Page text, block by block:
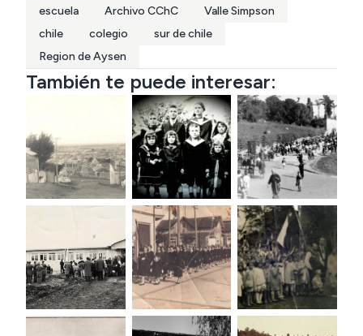
escuela Archivo CChC
Valle Simpson
chile
colegio
sur de chile
Region de Aysen
También te puede interesar: